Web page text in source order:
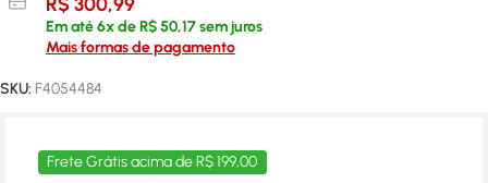
Em até6x deR$50,17sem juros
Mais formas de pagamento
SKU: F4054484
Frete Grátis acima de R$ 199,00